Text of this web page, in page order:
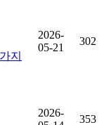
지
2026-
05-21
302
2026-
353